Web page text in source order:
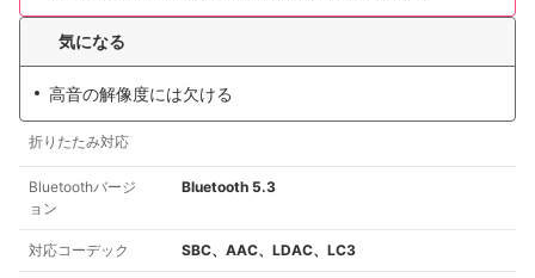
気になる
高音の解像度には欠ける
折りたたみ対応
Bluetoothバージ
ョン
Bluetooth 5.3
対応コーデック SBC、AAC、LDAC、LC3